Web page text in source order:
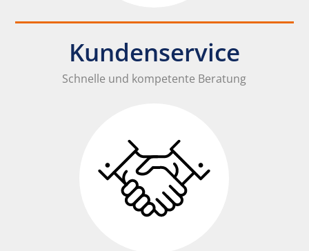
Kundenservice
Schnelle und kompetente Beratung